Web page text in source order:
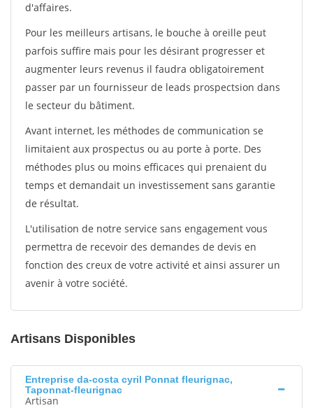
d'affaires.
Pour les meilleurs artisans, le bouche à oreille peut
parfois suffire mais pour les désirant progresser et
augmenter leurs revenus il faudra obligatoirement
passer par un fournisseur de leads prospectsion dans
le secteur du bâtiment.
Avant internet, les méthodes de communication se
limitaient aux prospectus ou au porte à porte. Des
méthodes plus ou moins efficaces qui prenaient du
temps et demandait un investissement sans garantie
de résultat.
L'utilisation de notre service sans engagement vous
permettra de recevoir des demandes de devis en
fonction des creux de votre activité et ainsi assurer un
avenir à votre société.
Artisans Disponibles
Entreprise da-costa cyril Ponnat fleurignac,
Taponnat-fleurignac
Artisan